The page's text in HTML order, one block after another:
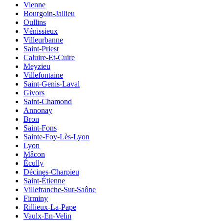
Vienne
Bourgoin-Jallieu
Oullins
Vénissieux
Villeurbanne
Saint-Priest
Caluire-Et-Cuire
Meyzieu
Villefontaine
Saint-Genis-Laval
Givors
Saint-Chamond
Annonay
Bron
Saint-Fons
Sainte-Foy-Lès-Lyon
Lyon
Mâcon
Écully
Décines-Charpieu
Saint-Étienne
Villefranche-Sur-Saône
Firminy
Rillieux-La-Pape
Vaulx-En-Velin